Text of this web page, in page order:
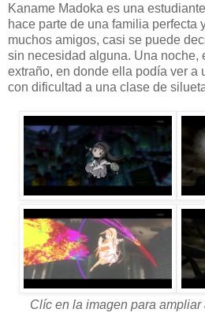
Kaname Madoka es una
hace parte de una familia perfecta
muchos amigos, casi se puede
sin necesidad alguna. Una noche,
extraño, en donde ella podía ver a
con dificultad a una clase de
Clíc en la imagen para